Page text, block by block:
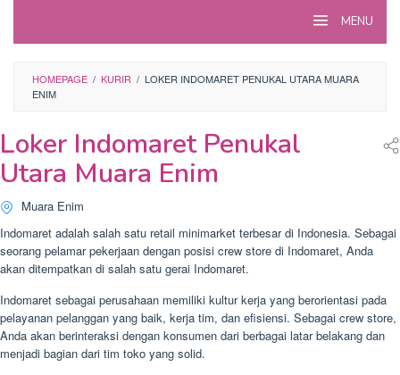
MENU
HOMEPAGE / KURIR / LOKER INDOMARET PENUKAL UTARA MUARA
ENIM
Loker Indomaret Penukal
Utara Muara Enim
Muara Enim
Indomaret adalah salah satu retail minimarket terbesar di Indonesia. Sebagai
seorang pelamar pekerjaan dengan posisi crew store di Indomaret, Anda
akan ditempatkan di salah satu gerai Indomaret.
Indomaret sebagai perusahaan memiliki kultur kerja yang berorientasi pada
pelayanan pelanggan yang baik, kerja tim, dan efisiensi. Sebagai crew store,
Anda akan berinteraksi dengan konsumen dari berbagai latar belakang dan
menjadi bagian dari tim toko yang solid.